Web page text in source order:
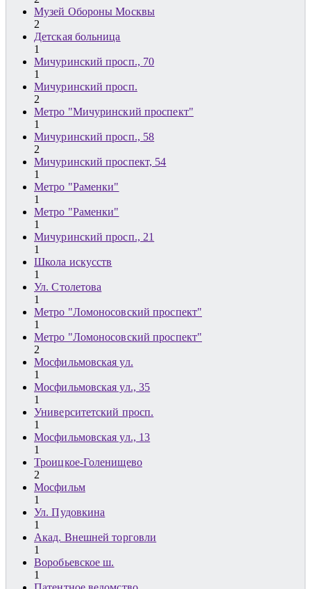
Музей Обороны Москвы
2
Детская больница
1
Мичуринский просп., 70
1
Мичуринский просп.
2
Метро "Мичуринский проспект"
1
Мичуринский просп., 58
2
Мичуринский проспект, 54
1
Метро "Раменки"
1
Метро "Раменки"
1
Мичуринский просп., 21
1
Школа искусств
1
Ул. Столетова
1
Метро "Ломоносовский проспект"
1
Метро "Ломоносовский проспект"
2
Мосфильмовская ул.
1
Мосфильмовская ул., 35
1
Университетский просп.
1
Мосфильмовская ул., 13
1
Троицкое-Голенищево
2
Мосфильм
1
Ул. Пудовкина
1
Акад. Внешней торговли
1
Воробьевское ш.
1